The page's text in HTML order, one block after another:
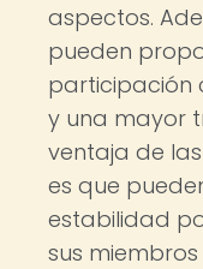
aspectos.
pueden
participación
y una mayor
ventaja de
es que
estabilidad
sus